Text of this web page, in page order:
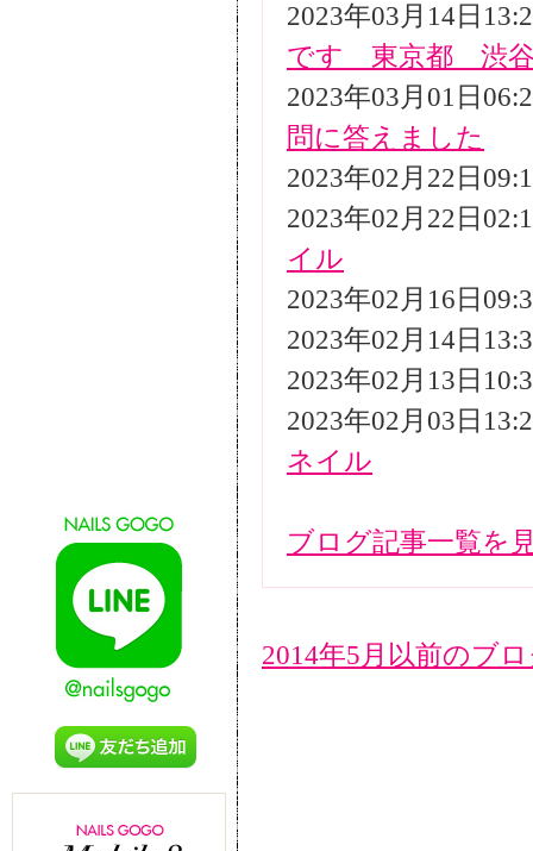
2023年03月14日
です 東京都 渋
2023年03月01日
問に答えました
2023年02月22日
2023年02月22日
イル
2023年02月16日
2023年02月14日
2023年02月13日
2023年02月03日
ネイル
ブログ記事一覧を
2014年5月以前のブ